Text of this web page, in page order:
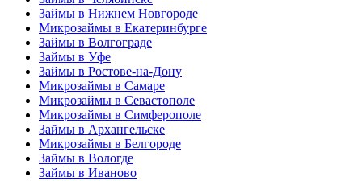
Займы в Нижнем Новгороде
Микрозаймы в Екатеринбурге
Займы в Волгограде
Займы в Уфе
Займы в Ростове-на-Дону
Микрозаймы в Самаре
Микрозаймы в Севастополе
Микрозаймы в Симферополе
Займы в Архангельске
Микрозаймы в Белгороде
Займы в Вологде
Займы в Иваново